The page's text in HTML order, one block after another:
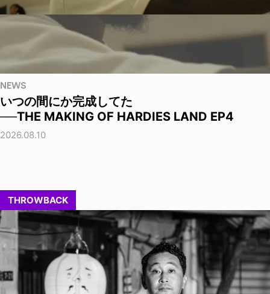
NEWS
いつの間にか完成してた
──THE MAKING OF HARDIES LAND EP4
2026.08.10
THROWBACK